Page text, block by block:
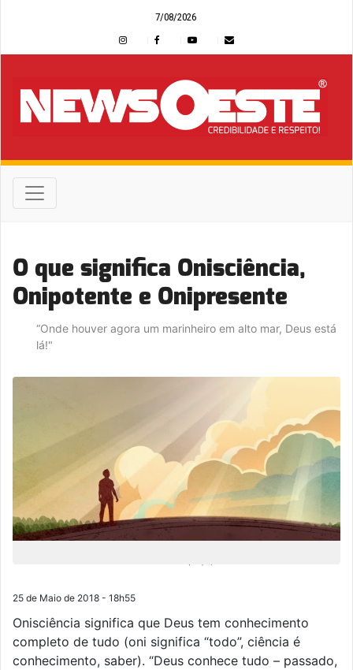
7/08/2026
O que significa Onisciência,
Onipotente e Onipresente
“Onde houver agora um marinheiro em alto mar, Deus está
lá!"
25 de Maio de 2018 - 18h55
Onisciência significa que Deus tem conhecimento
completo de tudo (oni significa “todo”, ciência é
conhecimento, saber). “Deus conhece tudo – passado,